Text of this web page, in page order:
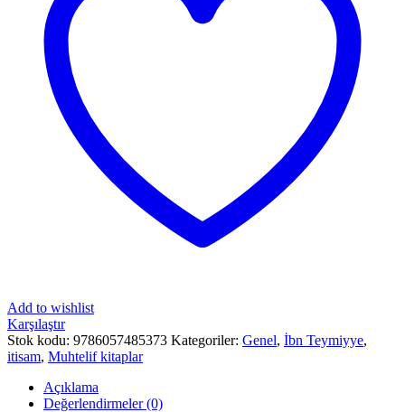
Add to wishlist
Karşılaştır
Stok kodu: 9786057485373 Kategoriler: Genel, İbn Teymiyye,
itisam, Muhtelif kitaplar
Açıklama
Değerlendirmeler (0)